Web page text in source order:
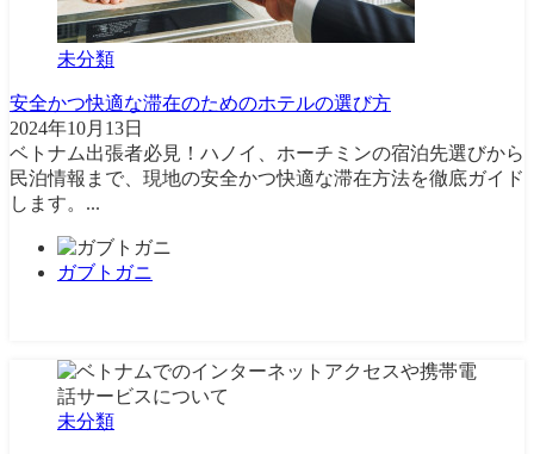
未分類
安全かつ快適な滞在のためのホテルの選び方
2024年10月13日
ベトナム出張者必見！ハノイ、ホーチミンの宿泊先選びから
民泊情報まで、現地の安全かつ快適な滞在方法を徹底ガイド
します。...
ガブトガニ
未分類